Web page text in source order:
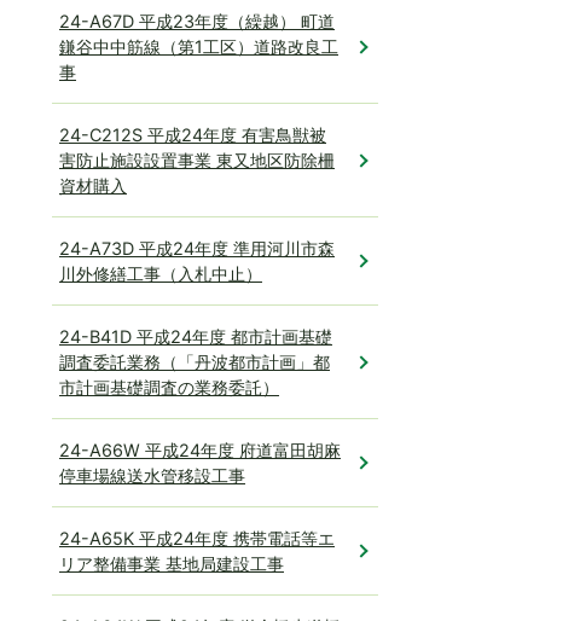
24-A67D 平成23年度（繰越） 町道
鎌谷中中筋線（第1工区）道路改良工
事
24-C212S 平成24年度 有害鳥獣被
害防止施設設置事業 東又地区防除柵
資材購入
24-A73D 平成24年度 準用河川市森
川外修繕工事（入札中止）
24-B41D 平成24年度 都市計画基礎
調査委託業務（「丹波都市計画」都
市計画基礎調査の業務委託）
24-A66W 平成24年度 府道富田胡麻
停車場線送水管移設工事
24-A65K 平成24年度 携帯電話等エ
リア整備事業 基地局建設工事